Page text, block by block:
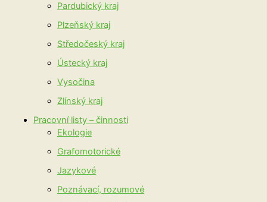
Pardubický kraj
Plzeňský kraj
Středočeský kraj
Ústecký kraj
Vysočina
Zlínský kraj
Pracovní listy – činnosti
Ekologie
Grafomotorické
Jazykové
Poznávací, rozumové